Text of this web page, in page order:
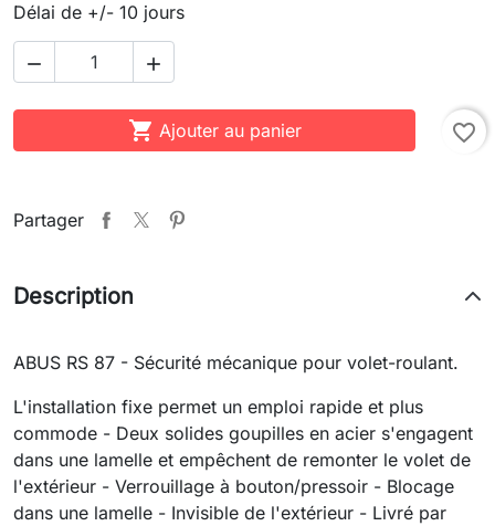
Délai de +/- 10 jours
 
 Ajouter au panier favorite_border
Partager
Description
ABUS RS 87 - Sécurité mécanique pour volet-roulant.
L'installation fixe permet un emploi rapide et plus
commode - Deux solides goupilles en acier s'engagent
dans une lamelle et empêchent de remonter le volet de
l'extérieur - Verrouillage à bouton/pressoir - Blocage
dans une lamelle - Invisible de l'extérieur - Livré par